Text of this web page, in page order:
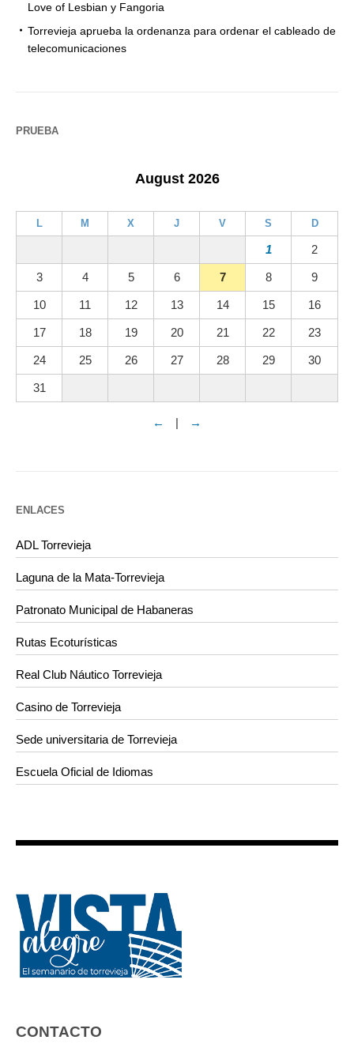
Love of Lesbian y Fangoria
Torrevieja aprueba la ordenanza para ordenar el cableado de
telecomunicaciones
PRUEBA
August 2026
L M X J V S D
1 2
3 4 5 6 7 8 9
10 11 12 13 14 15 16
17 18 19 20 21 22 23
24 25 26 27 28 29 30
31
← →
ENLACES
ADL Torrevieja
Laguna de la Mata-Torrevieja
Patronato Municipal de Habaneras
Rutas Ecoturísticas
Real Club Náutico Torrevieja
Casino de Torrevieja
Sede universitaria de Torrevieja
Escuela Oficial de Idiomas
CONTACTO